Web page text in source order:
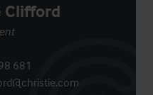
Clifford
681